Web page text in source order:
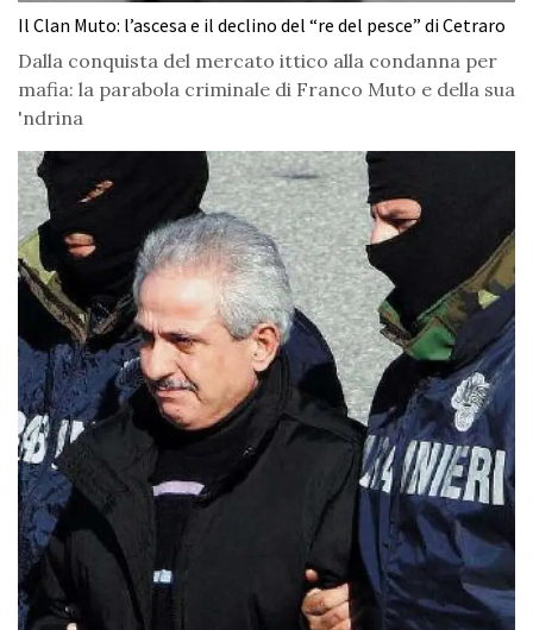
Il Clan Muto: l’ascesa e il declino del “re del pesce” di Cetraro
Dalla conquista del mercato ittico alla condanna per
mafia: la parabola criminale di Franco Muto e della sua
'ndrina